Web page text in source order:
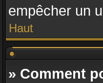
empêcher un
Haut
» Comment